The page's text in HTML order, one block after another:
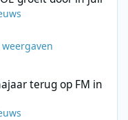
weergaven
terug op FM in